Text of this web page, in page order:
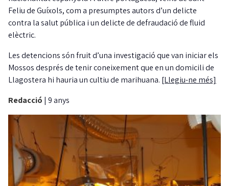
Feliu de Guíxols, com a presumptes autors d’un delicte
contra la salut pública i un delicte de defraudació de fluid
elèctric.
Les detencions són fruit d’una investigació que van iniciar els
Mossos després de tenir coneixement que en un domicili de
Llagostera hi hauria un cultiu de marihuana. [Llegiu-ne més]
Redacció | 9 anys